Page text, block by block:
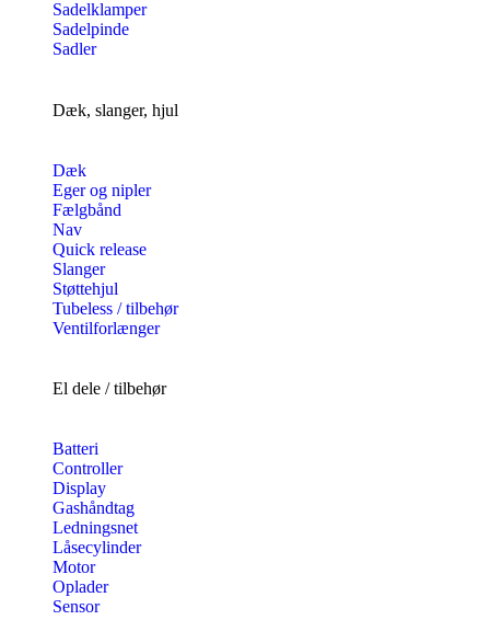
Sadelklamper
Sadelpinde
Sadler
Dæk, slanger, hjul
Dæk
Eger og nipler
Fælgbånd
Nav
Quick release
Slanger
Støttehjul
Tubeless / tilbehør
Ventilforlænger
El dele / tilbehør
Batteri
Controller
Display
Gashåndtag
Ledningsnet
Låsecylinder
Motor
Oplader
Sensor